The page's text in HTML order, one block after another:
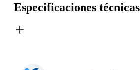
Especificaciones técnicas